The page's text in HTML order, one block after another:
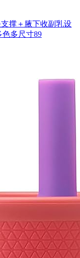
撑＋腋下收副乳设
多尺寸89